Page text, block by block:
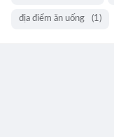
địa điểm ăn uống (1)